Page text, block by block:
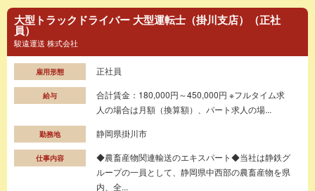
大型トラックドライバー 大型運転士（掛川支店）（正社
員）
駿遠運送 株式会社
雇用形態 正社員
給与
合計賃金：180,000円～450,000円 ※フルタイム求
人の場合は月額（換算額）、パート求人の場...
勤務地 静岡県掛川市
仕事内容
◆農畜産物関連輸送のエキスパート◆当社は静鉄グ
ループの一員として、静岡県中西部の農畜産物を県
内、全...